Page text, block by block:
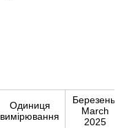
Одиниця
вимірювання
Березень/
March
2025